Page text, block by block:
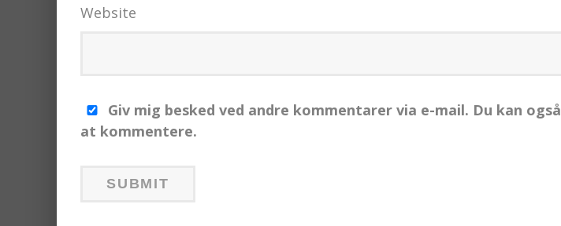
Website
Giv mig besked ved andre kommentarer via e-mail. Du kan også
at kommentere.